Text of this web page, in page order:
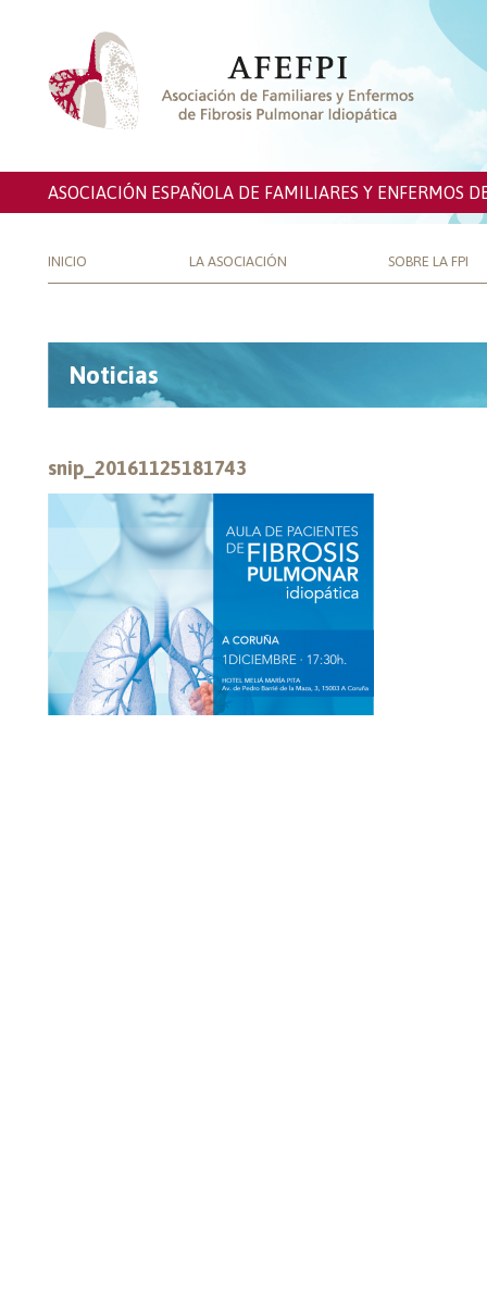
ASOCIACIÓN ESPAÑOLA DE FAMILIARES Y ENFERMOS
INICIO LA ASOCIACIÓN SOBRE LA FPI
Noticias
snip_20161125181743